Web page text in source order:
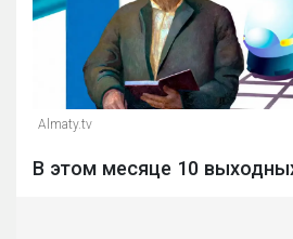
Almaty.tv
В этом месяце 10